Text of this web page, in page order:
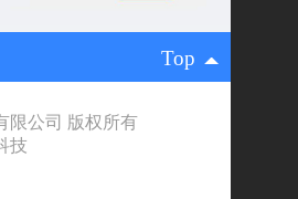
Top
限公司 版权所有
技